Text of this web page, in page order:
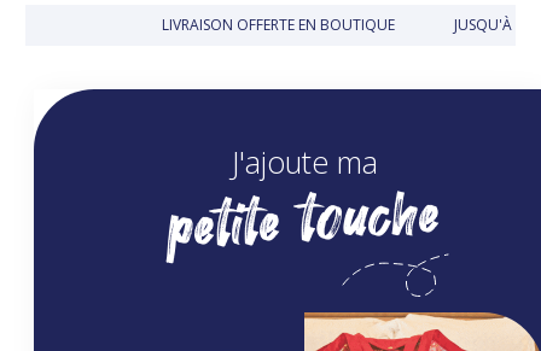
LIVRAISON OFFERTE EN BOUTIQUE JUSQU'À 30
J'ajoute ma
petite touche